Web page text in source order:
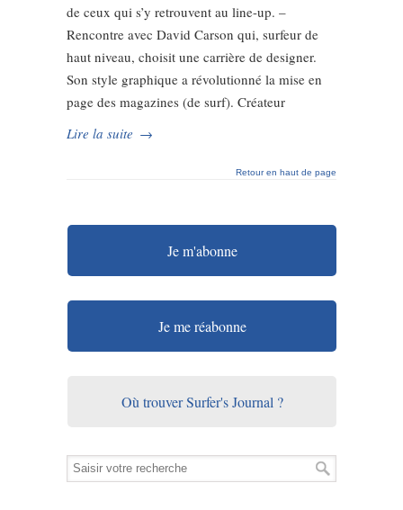
de ceux qui s’y retrouvent au line-up. –
Rencontre avec David Carson qui, surfeur de
haut niveau, choisit une carrière de designer.
Son style graphique a révolutionné la mise en
page des magazines (de surf). Créateur
Lire la suite →
Retour en haut de page
Je m'abonne
Je me réabonne
Où trouver Surfer's Journal ?